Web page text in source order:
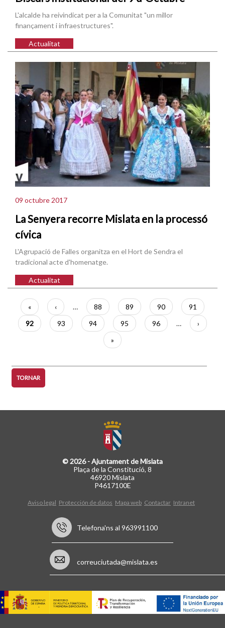
L'alcalde ha reivindicat per a la Comunitat "un millor
finançament i infraestructures".
Actualitat
09 octubre 2017
La Senyera recorre Mislata en la processó
cívica
L'Agrupació de Falles organitza en el Hort de Sendra el
tradicional acte d'homenatge.
Actualitat
Paginació
Primera
pàgina
«
Pàgina
anterior
‹ … Pàgina
88 Pàgina
89 Pàgina
90 Pàgina
91
Pàgina
actual
92 Pàgina
93 Pàgina
94 Pàgina
95 Pàgina
96 …
Pàgina
següent
›
Última
pàgina
»
TORNAR
© 2026 - Ajuntament de Mislata
Plaça de la Constitució, 8
46920 Mislata
P4617100E
Aviso legal Protección de datos Mapa web Contactar Intranet
Telefona'ns al 963991100
correuciutada@mislata.es